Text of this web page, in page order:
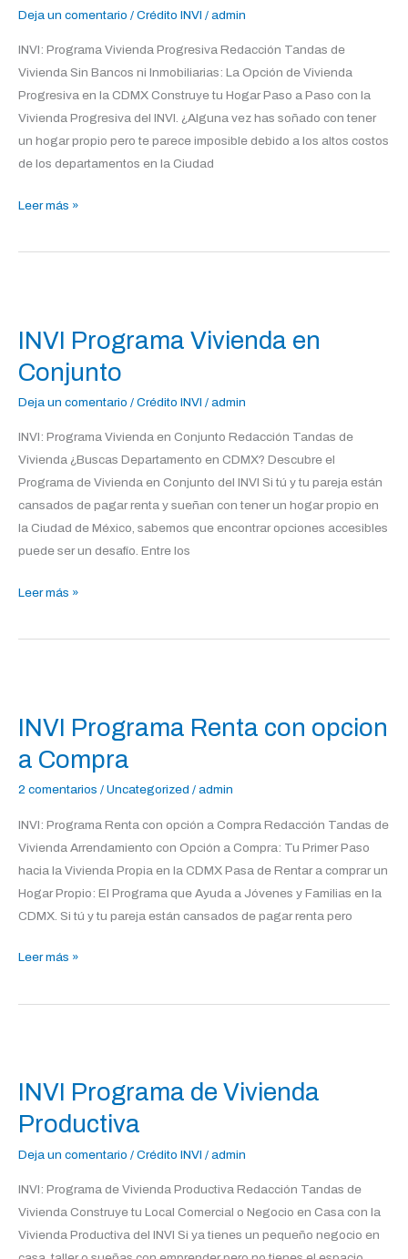
Deja un comentario / Crédito INVI / admin
INVI: Programa Vivienda Progresiva Redacción Tandas de
Vivienda Sin Bancos ni Inmobiliarias: La Opción de Vivienda
Progresiva en la CDMX Construye tu Hogar Paso a Paso con la
Vivienda Progresiva del INVI. ¿Alguna vez has soñado con tener
un hogar propio pero te parece imposible debido a los altos costos
de los departamentos en la Ciudad
Leer más »
INVI Programa Vivienda en
Conjunto
Deja un comentario / Crédito INVI / admin
INVI: Programa Vivienda en Conjunto Redacción Tandas de
Vivienda ¿Buscas Departamento en CDMX? Descubre el
Programa de Vivienda en Conjunto del INVI Si tú y tu pareja están
cansados de pagar renta y sueñan con tener un hogar propio en
la Ciudad de México, sabemos que encontrar opciones accesibles
puede ser un desafío. Entre los
Vivienda
en
Conjunto
Leer más »
INVI Programa Renta con opcion
a Compra
2 comentarios / Uncategorized / admin
INVI: Programa Renta con opción a Compra Redacción Tandas de
Vivienda Arrendamiento con Opción a Compra: Tu Primer Paso
hacia la Vivienda Propia en la CDMX Pasa de Rentar a comprar un
Hogar Propio: El Programa que Ayuda a Jóvenes y Familias en la
CDMX. Si tú y tu pareja están cansados de pagar renta pero
Renta
opcion
a
Compra
Leer más »
INVI Programa de Vivienda
Productiva
Deja un comentario / Crédito INVI / admin
INVI: Programa de Vivienda Productiva Redacción Tandas de
Vivienda Construye tu Local Comercial o Negocio en Casa con la
Vivienda Productiva del INVI Si ya tienes un pequeño negocio en
de
Vivienda